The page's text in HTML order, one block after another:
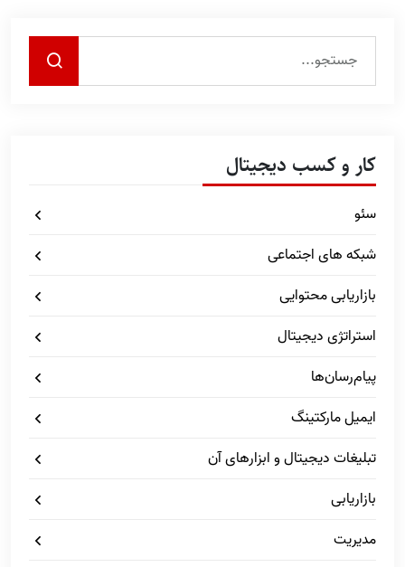
کار و کسب دیجیتال
سئو
شبکه های اجتماعی
بازاریابی محتوایی
استراتژی دیجیتال
پیام‌رسان‌ها
ایمیل مارکتینگ
تبلیغات دیجیتال و ابزارهای آن
بازاریابی
مدیریت